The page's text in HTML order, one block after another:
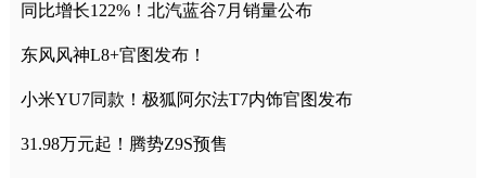
同比增长122%！北汽蓝谷7月销量公布
东风风神L8+官图发布！
小米YU7同款！极狐阿尔法T7内饰官图发布
31.98万元起！腾势Z9S预售